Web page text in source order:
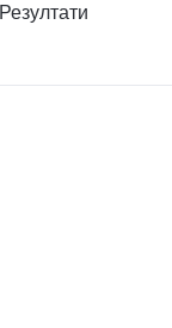
Резултати